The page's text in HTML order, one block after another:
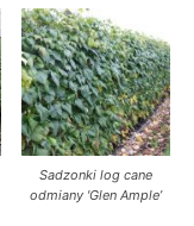
Sadzonki log cane
odmiany 'Glen Ample’